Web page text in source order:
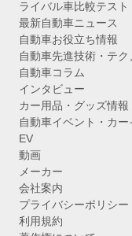
ライバル車比較テスト
最新自動車ニュース
自動車お役立ち情報
自動車先進技術・テ
自動車コラム
インタビュー
カー用品・グッズ情報
自動車イベント・カー
EV
動画
メーカー
会社案内
プライバシーポリシー
利用規約